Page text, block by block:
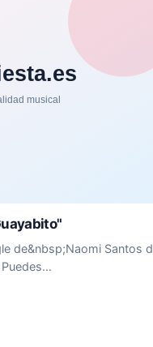
de&nbsp;Naomi Santos